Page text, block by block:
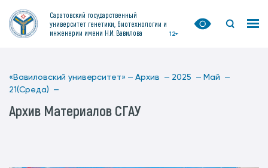
Саратовский государственный
университет генетики, биотехнологии и
инженерии имени Н.И. Вавилова
12+
«Вавиловский университет» — Архив — 2025 — Май —
21(Среда) —
Архив Материалов СГАУ